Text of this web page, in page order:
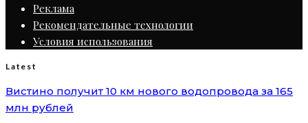
Реклама
Рекомендательные технологии
Условия использования
Latest
Вистино получит 10 км нового водопровода за 165
млн рублей